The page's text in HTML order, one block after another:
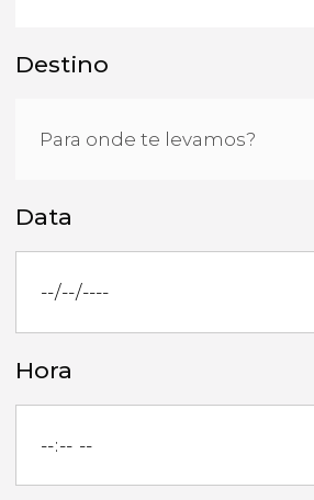
Destino
Data
Hora